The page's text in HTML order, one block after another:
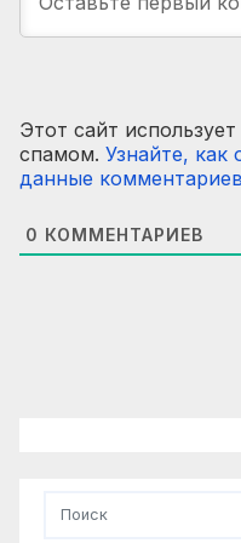
Этот сайт
спамом. Узнайте, как
данные комментариев
0 КОММЕНТАРИЕВ